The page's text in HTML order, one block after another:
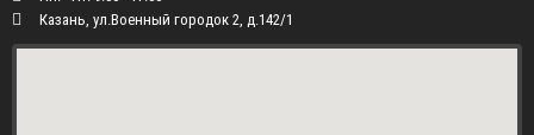
Казань, ул.Военный городок 2, д.142/1